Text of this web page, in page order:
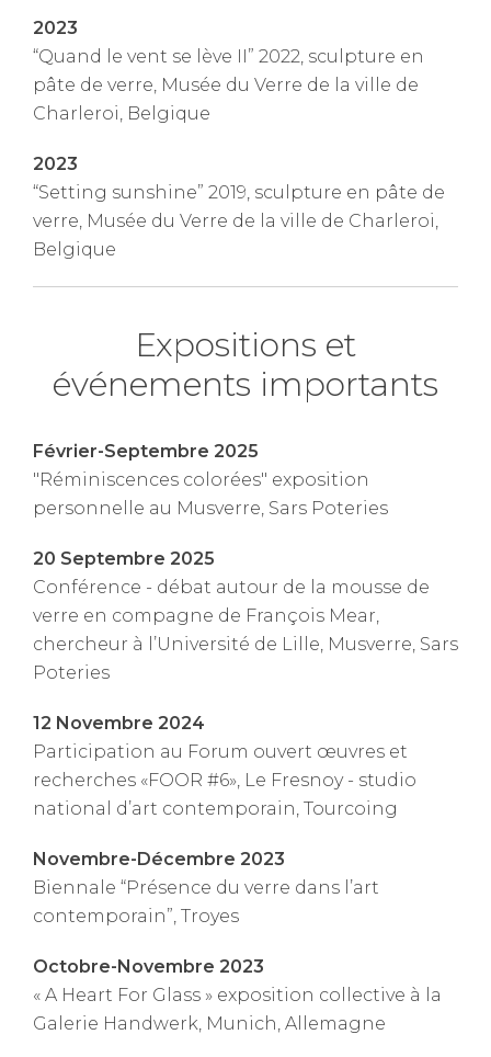
2023
“Quand le vent se lève II” 2022, sculpture en
pâte de verre, Musée du Verre de la ville de
Charleroi, Belgique
2023
“Setting sunshine” 2019, sculpture en pâte de
verre, Musée du Verre de la ville de Charleroi,
Belgique
Expositions et
événements importants
Février-Septembre 2025
"Réminiscences colorées" exposition
personnelle au Musverre, Sars Poteries
20 Septembre 2025
Conférence - débat autour de la mousse de
verre en compagne de François Mear,
chercheur à l’Université de Lille, Musverre, Sars
Poteries
12 Novembre 2024
Participation au Forum ouvert œuvres et
recherches «FOOR #6», Le Fresnoy - studio
national d’art contemporain, Tourcoing
Novembre-Décembre 2023
Biennale “Présence du verre dans l’art
contemporain”, Troyes
Octobre-Novembre 2023
« A Heart For Glass » exposition collective à la
Galerie Handwerk, Munich, Allemagne